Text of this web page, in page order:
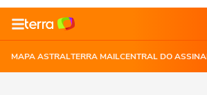
MAPA ASTRALTERRA MAILCENTRAL DO